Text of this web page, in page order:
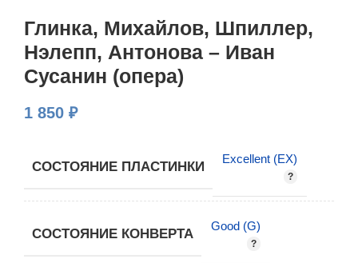
Глинка, Михайлов, Шпиллер,
Нэлепп, Антонова – Иван
Сусанин (опера)
1 850 ₽
СОСТОЯНИЕ ПЛАСТИНКИ
Excellent (EX)
СОСТОЯНИЕ КОНВЕРТА
Good (G)